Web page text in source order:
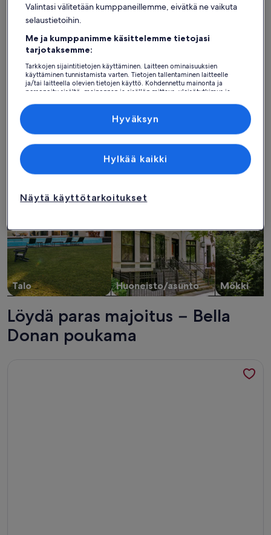
Kohteen Bella Donan poukama lähietäisyydeltä löytyy runsaasti
loma-asuntoja, jotka voisivat toimia täydellisenä tukikohtana
vaikkapa lemmikkien kanssa, lomakodeista löytyvät parhaat
mukavuudet lokoisaa lomamatkaa varten, kuten vaikkapa Wi-Fi ja
takka. Mitä tahansa sitten etsitkin, löydät varmasti kaikkien tarpeisiin
sopivan loma-asunnon. Valikoimissamme on esim. esteettömiä tai
savuttomia majapaikkoja.
Löydä tyyliisi sopivia majoituspaikkoja
Talo
Hae taloja
Huoneisto/asunto
Hae huoneistoja/asuntoja
Mökki
hae mökkejä
Löydä paras majoitus − Bella
Donan poukama
Lisätietoja majoituspaikasta 1 Bed Guest Apartment #2 -
Valintasi välitetään kumppaneillemme, eivätkä ne vaikuta
selaustietoihin.
Me ja kumppanimme käsittelemme tietojasi
tarjotaksemme:
Tarkkojen sijaintitietojen käyttäminen. Laitteen ominaisuuksien
käyttäminen tunnistamista varten. Tietojen tallentaminen laitteelle
ja/tai laitteella olevien tietojen käyttö. Kohdennettu mainonta ja
personoitu sisältö, mainonnan ja sisällön mittaus, yleisötutkimus ja
Kumppanien (toimittajien) luettelo
Näytä käyttötarkoitukset
Hylkää kaikki
Hyväksyn